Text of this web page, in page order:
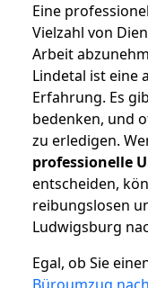
Eine
Vielzahl von
Arbeit
Lindetal ist eine
Erfahrung. Es
bedenken, und
zu erledigen.
professionelle
entscheiden,
reibungslosen
Ludwigsburg
Egal, ob Sie